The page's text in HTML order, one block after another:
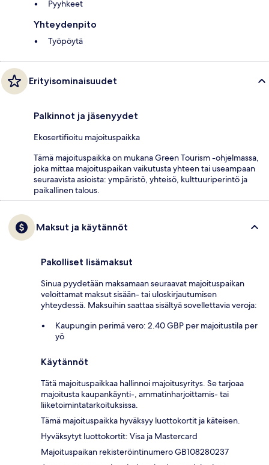
Pyyhkeet
Yhteydenpito
Työpöytä
Erityisominaisuudet
Palkinnot ja jäsenyydet
Ekosertifioitu majoituspaikka
Tämä majoituspaikka on mukana Green Tourism -ohjelmassa,
joka mittaa majoituspaikan vaikutusta yhteen tai useampaan
seuraavista asioista: ympäristö, yhteisö, kulttuuriperintö ja
paikallinen talous.
Maksut ja käytännöt
Pakolliset lisämaksut
Sinua pyydetään maksamaan seuraavat majoituspaikan
veloittamat maksut sisään- tai uloskirjautumisen
yhteydessä. Maksuihin saattaa sisältyä sovellettavia veroja:
Kaupungin perimä vero: 2.40 GBP per majoitustila per
yö
Käytännöt
Tätä majoituspaikkaa hallinnoi majoitusyritys. Se tarjoaa
majoitusta kaupankäynti-, ammatinharjoittamis- tai
liiketoimintatarkoituksissa.
Tämä majoituspaikka hyväksyy luottokortit ja käteisen.
Hyväksytyt luottokortit: Visa ja Mastercard
Majoituspaikan rekisteröintinumero GB108280237